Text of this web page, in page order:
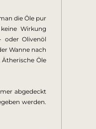
die Öle pur
Wirkung
oder Olivenöl
Wanne nach
Öle
abgedeckt
werden.